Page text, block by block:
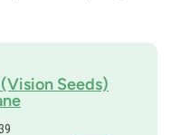
Seeds)